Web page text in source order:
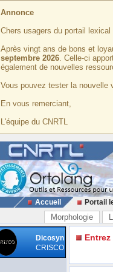
Annonce
Chers usagers du portail lexical
Après vingt ans de bons et
septembre 2026. Celle-ci
également de nouvelles
Vous pouvez tester la nouvelle
En vous remerciant,
L'équipe du CNRTL
Accueil Portail
Morphologie
Dicosyn
CRISCO